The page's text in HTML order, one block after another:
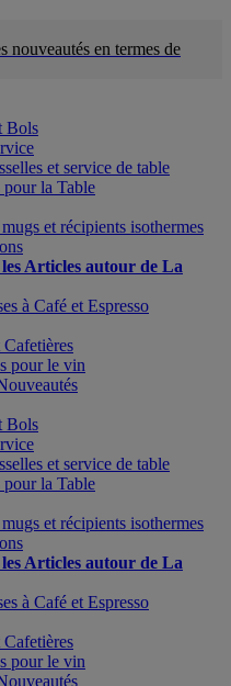
nouveautés en termes de
Bols
et service de table
pour la Table
et récipients isothermes
Articles autour de La
à Café et Espresso
Cafetières
pour le vin
Bols
et service de table
pour la Table
et récipients isothermes
Articles autour de La
à Café et Espresso
Cafetières
pour le vin